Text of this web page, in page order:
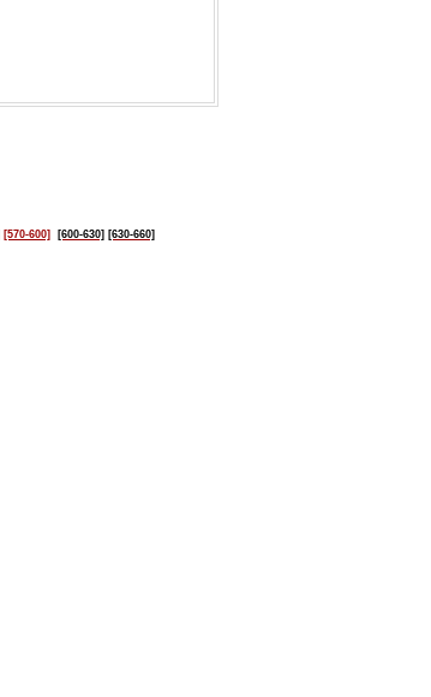
[570-600] [600-630] [630-660]